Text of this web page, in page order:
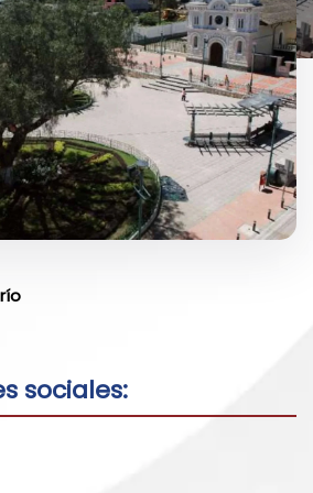
sociales: